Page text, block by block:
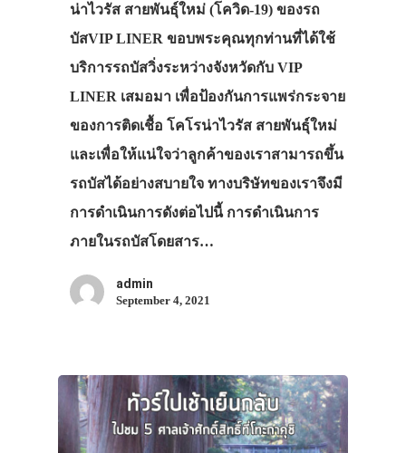
น่าไวรัส สายพันธุ์ใหม่ (โควิด-19) ของรถ
บัสVIP LINER ขอบพระคุณทุกท่านที่ได้ใช้
บริการรถบัสวิ่งระหว่างจังหวัดกับ VIP
LINER เสมอมา เพื่อป้องกันการแพร่กระจาย
ของการติดเชื้อ โคโรน่าไวรัส สายพันธุ์ใหม่
และเพื่อให้แน่ใจว่าลูกค้าของเราสามารถขึ้น
รถบัสได้อย่างสบายใจ ทางบริษัทของเราจึงมี
การดำเนินการดังต่อไปนี้ การดำเนินการ
ภายในรถบัสโดยสาร…
admin
September 4, 2021